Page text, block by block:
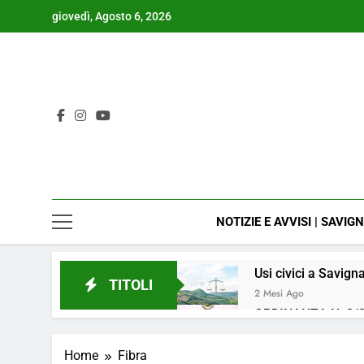
giovedì, Agosto 6, 2026
NOTIZIE E AVVISI |
TITOLI
Usi civici a
2 Mesi Ago
ORDINANZA N. 8/
Home Fibra